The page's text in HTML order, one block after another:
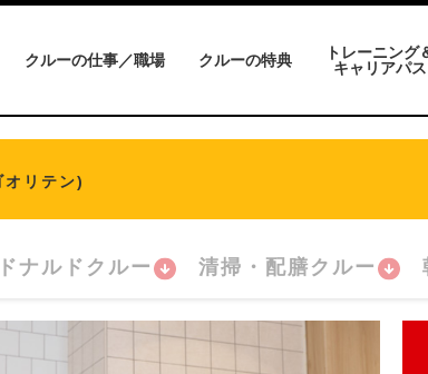
クルーの仕事／職場 クルーの特典
トレーニング
キャリアパス
リテン)
ナルドクルー 清掃・配膳クルー